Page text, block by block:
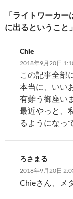
ー
シ
「ライトワーカ
に出るということ
Chie
2018年9月20日
この記事全部
本当に、いい
有難う御座い
最近やっと、
るようになっ
ろさまる
2018年9月20日
Chieさん、メ